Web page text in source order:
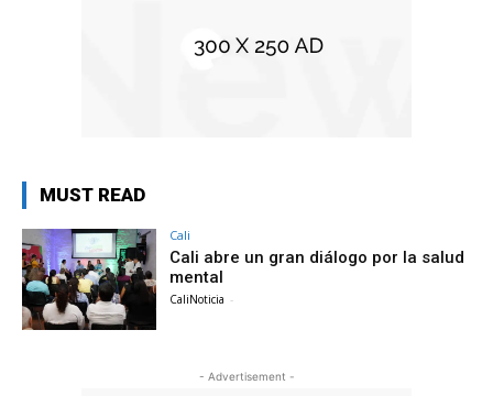
MUST READ
Cali
Cali abre un gran diálogo por la salud
mental
CaliNoticia -
- Advertisement -